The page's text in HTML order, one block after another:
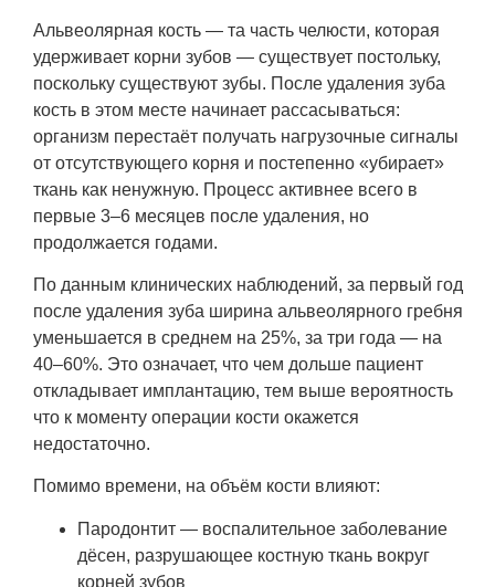
Альвеолярная кость — та часть челюсти, которая
удерживает корни зубов — существует постольку,
поскольку существуют зубы. После удаления зуба
кость в этом месте начинает рассасываться:
организм перестаёт получать нагрузочные сигналы
от отсутствующего корня и постепенно «убирает»
ткань как ненужную. Процесс активнее всего в
первые 3–6 месяцев после удаления, но
продолжается годами.
По данным клинических наблюдений, за первый год
после удаления зуба ширина альвеолярного гребня
уменьшается в среднем на 25%, за три года — на
40–60%. Это означает, что чем дольше пациент
откладывает имплантацию, тем выше вероятность
что к моменту операции кости окажется
недостаточно.
Помимо времени, на объём кости влияют:
Пародонтит — воспалительное заболевание
дёсен, разрушающее костную ткань вокруг
корней зубов